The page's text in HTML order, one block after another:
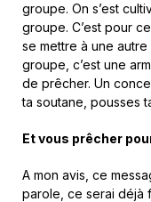
groupe. On s’est
groupe. C’est pour
se mettre à une
groupe, c’est une
de prêcher. Un
ta soutane, pousses
Et vous prêcher
A mon avis, ce
parole, ce serai déjà